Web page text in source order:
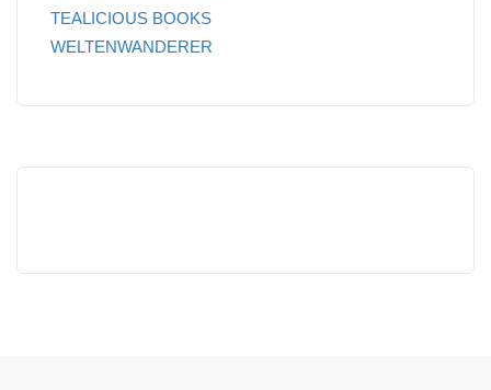
TEALICIOUS BOOKS
WELTENWANDERER